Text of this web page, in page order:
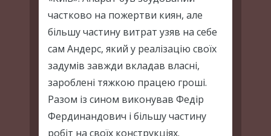
частково на пожертви киян, але
більшу частину витрат узяв на себе
сам Андерс, який у реалізацію своїх
задумів завжди вкладав власні,
зароблені тяжкою працею гроші.
Разом із сином виконував Федір
Фердинандович і більшу частину
робіт на своїх конструкціях.